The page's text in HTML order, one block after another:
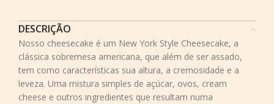
DESCRIÇÃO
Nosso cheesecake é um New York Style Cheesecake, a
clássica sobremesa americana, que além de ser assado,
tem como características sua altura, a cremosidade e a
leveza. Uma mistura simples de açúcar, ovos, cream
cheese e outros ingredientes que resultam numa